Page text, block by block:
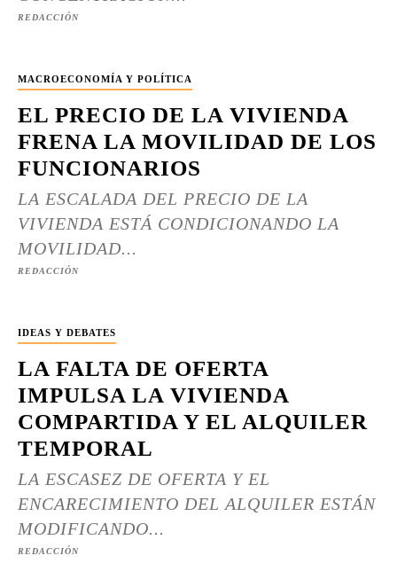
REDACCIÓN
MACROECONOMÍA Y POLÍTICA
EL PRECIO DE LA VIVIENDA
FRENA LA MOVILIDAD DE LOS
FUNCIONARIOS
LA ESCALADA DEL PRECIO DE LA
VIVIENDA ESTÁ CONDICIONANDO LA
MOVILIDAD...
REDACCIÓN
IDEAS Y DEBATES
LA FALTA DE OFERTA
IMPULSA LA VIVIENDA
COMPARTIDA Y EL ALQUILER
TEMPORAL
LA ESCASEZ DE OFERTA Y EL
ENCARECIMIENTO DEL ALQUILER ESTÁN
MODIFICANDO...
REDACCIÓN